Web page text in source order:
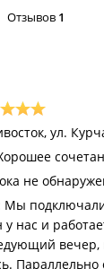
Отзывов 1
ул.
не
Мы
у нас и
вечер,